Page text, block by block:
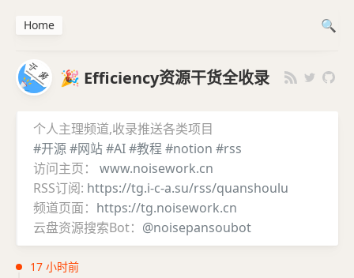
🎉 Efficiency资源干货全收录
个人主理频道,收录推送各类项目
#开源#网站#AI#教程 #notion #rss
访问主页： www.noisework.cn
RSS订阅: https://tg.i-c-a.su/rss/quanshoulu
频道页面： https://tg.noisework.cn
云盘资源搜索Bot： @noisepansoubot
17 小时前
Home